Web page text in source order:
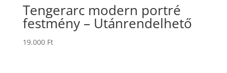
Tengerarc modern portré
festmény – Utánrendelhető
19.000 Ft